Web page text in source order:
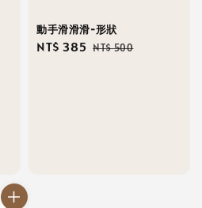
動手滑滑滑-形狀
Sale
NT$ 385 Regular
NT$ 500